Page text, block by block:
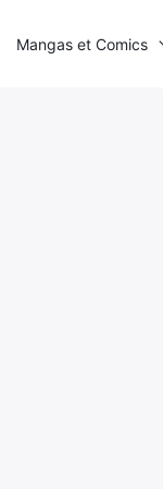
Mangas et Comics